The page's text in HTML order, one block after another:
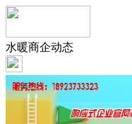
水暖商企动态